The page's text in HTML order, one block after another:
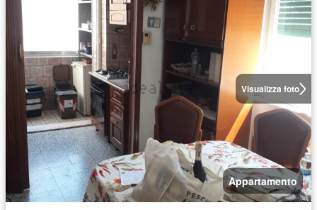
Visualizza foto
Appartamento